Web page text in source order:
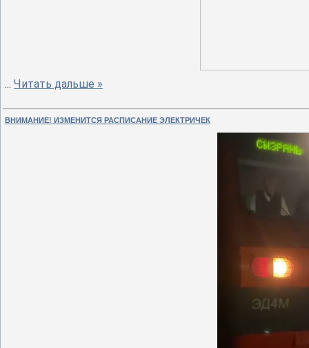
... Читать дальше »
ВНИМАНИЕ! ИЗМЕНИТСЯ РАСПИСАНИЕ ЭЛЕКТРИЧЕК